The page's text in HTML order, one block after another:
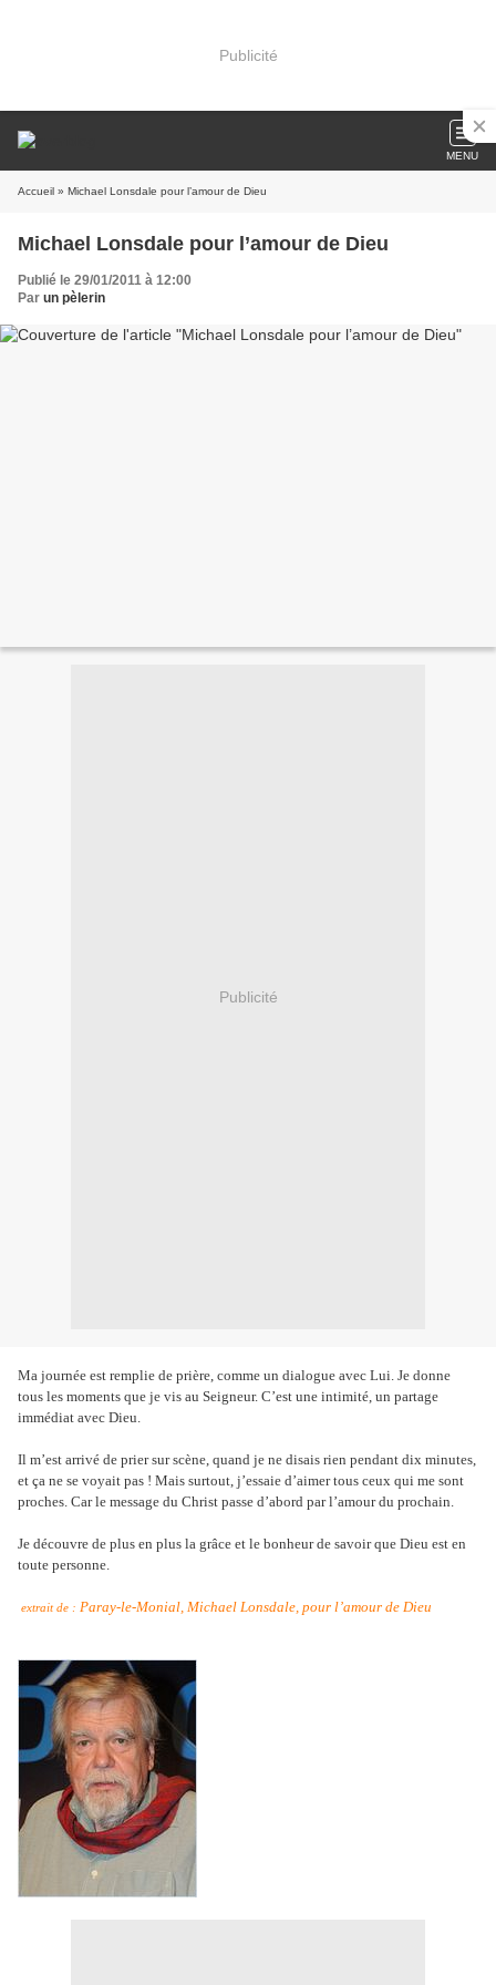
Publicité
MENU
Accueil » Michael Lonsdale pour l’amour de Dieu
Michael Lonsdale pour l’amour de Dieu
Publié le 29/01/2011 à 12:00
Par un pèlerin
Publicité
Ma journée est remplie de prière, comme un dialogue avec Lui. Je donne
tous les moments que je vis au Seigneur. C’est une intimité, un partage
immédiat avec Dieu.
Il m’est arrivé de prier sur scène, quand je ne disais rien pendant dix minutes,
et ça ne se voyait pas ! Mais surtout, j’essaie d’aimer tous ceux qui me sont
proches. Car le message du Christ passe d’abord par l’amour du prochain.
Je découvre de plus en plus la grâce et le bonheur de savoir que Dieu est en
toute personne.
extrait de : Paray-le-Monial, Michael Lonsdale, pour l’amour de Dieu